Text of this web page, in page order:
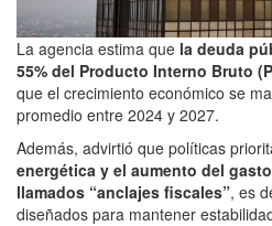
La agencia estima que la deuda
55% del Producto Interno Bruto
que el crecimiento económico se
promedio entre 2024 y 2027.
Además, advirtió que políticas
energética y el aumento del
llamados “anclajes fiscales”, es
diseñados para mantener